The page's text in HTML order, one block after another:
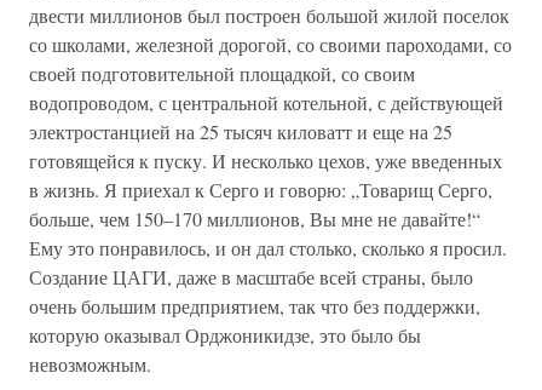
двести миллионов был построен большой жилой поселок
со школами, железной дорогой, со своими пароходами, со
своей подготовительной площадкой, со своим
водопроводом, с центральной котельной, с действующей
электростанцией на 25 тысяч киловатт и еще на 25
готовящейся к пуску. И несколько цехов, уже введенных
в жизнь. Я приехал к Серго и говорю: „Товарищ Серго,
больше, чем 150–170 миллионов, Вы мне не давайте!“
Ему это понравилось, и он дал столько, сколько я просил.
Создание ЦАГИ, даже в масштабе всей страны, было
очень большим предприятием, так что без поддержки,
которую оказывал Орджоникидзе, это было бы
невозможным.